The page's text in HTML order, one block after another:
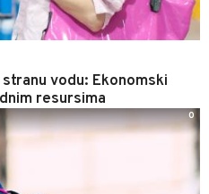
vodu: Ekonomski
resursima
0